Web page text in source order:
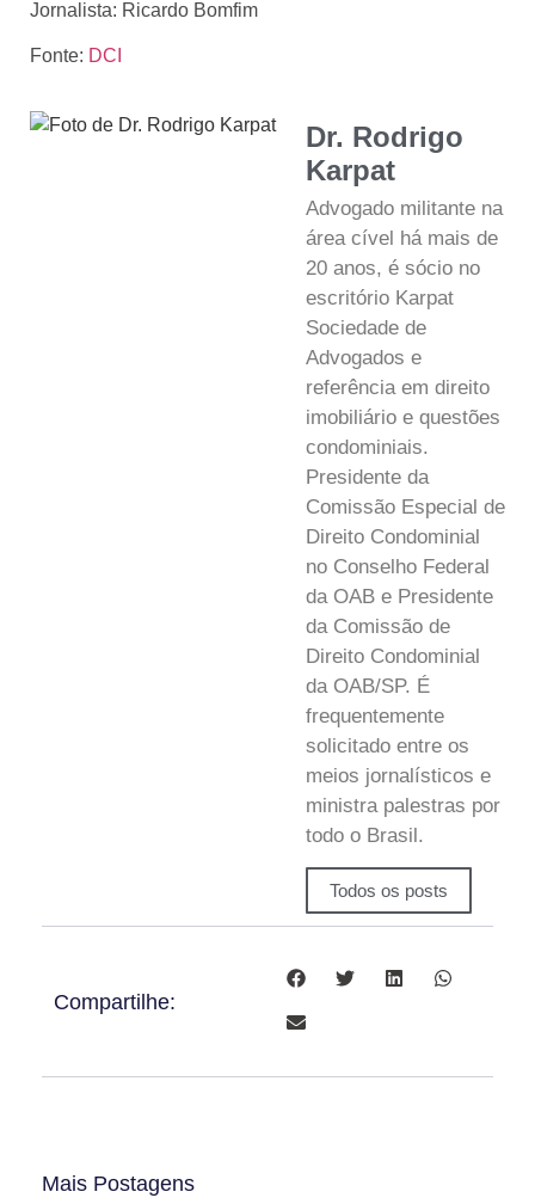
Jornalista: Ricardo Bomfim
Fonte: DCI
Dr. Rodrigo
Karpat
Advogado militante na
área cível há mais de
20 anos, é sócio no
escritório Karpat
Sociedade de
Advogados e
referência em direito
imobiliário e questões
condominiais.
Presidente da
Comissão Especial de
Direito Condominial
no Conselho Federal
da OAB e Presidente
da Comissão de
Direito Condominial
da OAB/SP. É
frequentemente
solicitado entre os
meios jornalísticos e
ministra palestras por
todo o Brasil.
Todos os posts
Compartilhe:
Mais Postagens